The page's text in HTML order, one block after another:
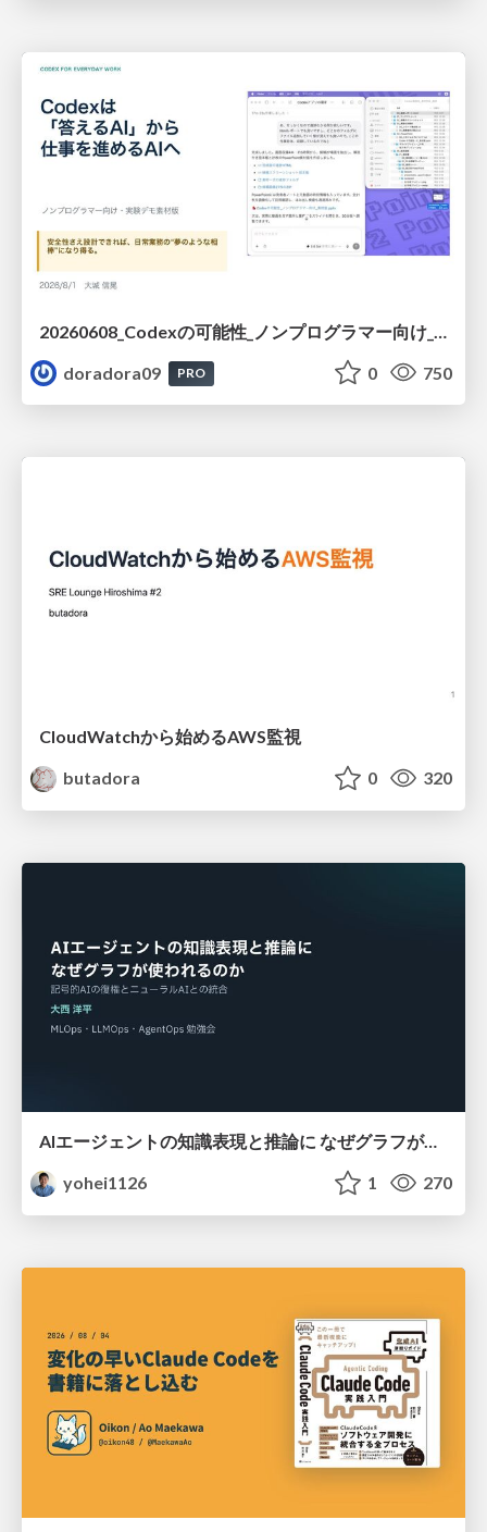
doradora09
PRO 0 750
CloudWatchから始めるAWS監視
butadora
0 320
AIエージェントの知識表現と推論に なぜグラフが使われるのか - 記号的AIの復権とニューラルAIとの統合
yohei1126
1 270